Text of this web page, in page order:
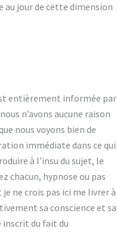
au jour de cette dimension
entièrement informée par
n’avons aucune raison
nous voyons bien de
immédiate dans ce qui
à l’insu du sujet, le
chacun, hypnose ou pas
ne crois pas ici me livrer à
sa conscience et sa
inscrit du fait du